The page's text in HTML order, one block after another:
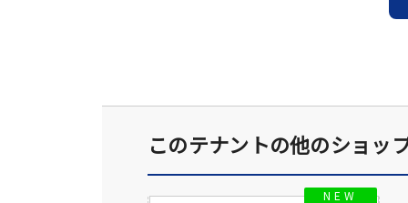
このテナントの他のショッ